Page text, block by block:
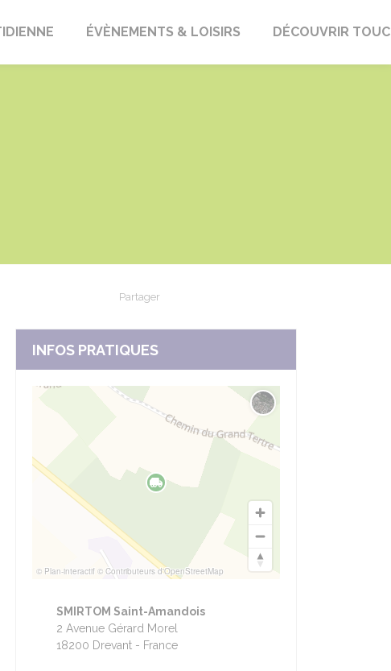
ÉVÈNEMENTS & LOISIRS DÉCOUVRIR
Partager
INFOS PRATIQUES
© Plan-interactif © Contributeurs d'OpenStreetMap
Changer le fond de carte
SMIRTOM Saint-Amandois
2 Avenue Gérard Morel
18200 Drevant - France